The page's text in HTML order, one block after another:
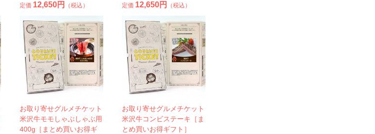
定価 12,650円 （税込） 定価 12,650円 （税込）
お取り寄せグルメチケット
米沢牛モモしゃぶしゃぶ用
400g［まとめ買いお得ギ
お取り寄せグルメチケット
米沢牛コンビステーキ［ま
とめ買いお得ギフト］